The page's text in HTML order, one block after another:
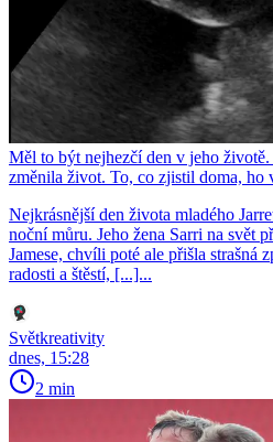
Měl to být nejhezčí den v jeho
změnila život. To, co zjistil doma, ho
Nejkrásnější den života mladého
noční můru. Jeho žena Sarri na svět
Jamese, chvíli poté ale přišla strašná
radosti a štěstí, [...]...
Světkreativity
dnes, 15:28
2 min